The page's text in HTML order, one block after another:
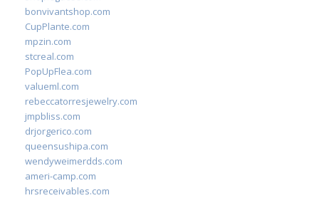
bonvivantshop.com
CupPlante.com
mpzin.com
stcreal.com
PopUpFlea.com
valueml.com
rebeccatorresjewelry.com
jmpbliss.com
drjorgerico.com
queensushipa.com
wendyweimerdds.com
ameri-camp.com
hrsreceivables.com